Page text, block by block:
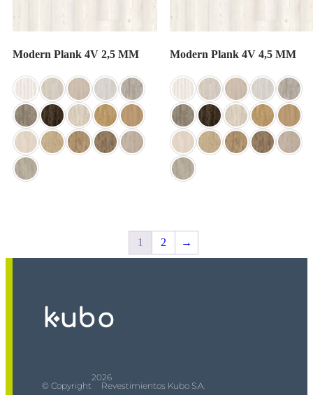
Modern Plank 4V 2,5 MM Modern Plank 4V 4,5 MM
1 2 →
2026
© Copyright
Revestimientos Kubo S.A.